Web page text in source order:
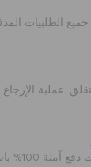
الطلبيات
عملية الإرجاع